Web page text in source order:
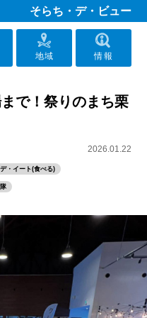
そらち・デ・ビュー
地域 情報
で！祭りのまち栗
2026.01.22
・イート(食べる)